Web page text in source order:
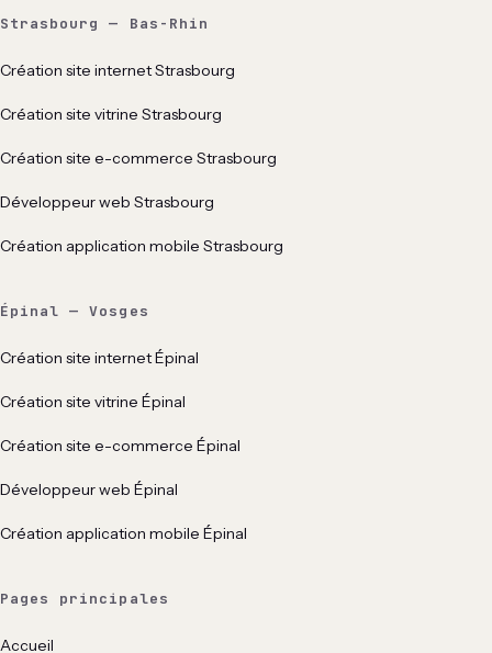
Strasbourg — Bas-Rhin
Création site internet Strasbourg
Création site vitrine Strasbourg
Création site e-commerce Strasbourg
Développeur web Strasbourg
Création application mobile Strasbourg
Épinal — Vosges
Création site internet Épinal
Création site vitrine Épinal
Création site e-commerce Épinal
Développeur web Épinal
Création application mobile Épinal
Pages principales
Accueil